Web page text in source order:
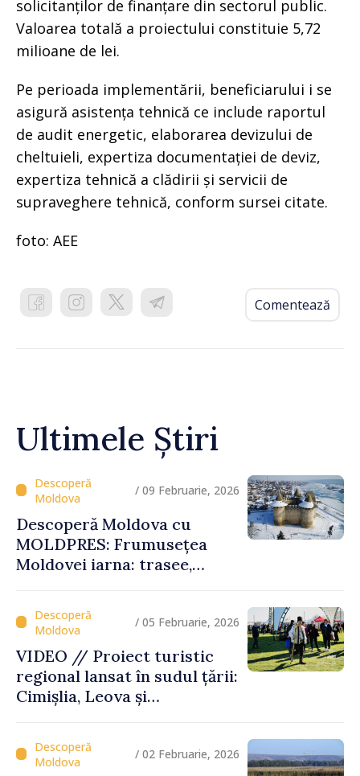
solicitanților de finanțare din sectorul public.
Valoarea totală a proiectului constituie 5,72
milioane de lei.
Pe perioada implementării, beneficiarului i se
asigură asistența tehnică ce include raportul
de audit energetic, elaborarea devizului de
cheltuieli, expertiza documentației de deviz,
expertiza tehnică a clădirii și servicii de
supraveghere tehnică, conform sursei citate.
foto: AEE
Comentează
Ultimele Știri
/ 09 Februarie, 2026
Descoperă Moldova cu
MOLDPRES: Frumusețea
Moldovei iarna: trasee,
/ 05 Februarie, 2026
VIDEO // Proiect turistic
regional lansat în sudul țării:
Cimișlia, Leova și
/ 02 Februarie, 2026